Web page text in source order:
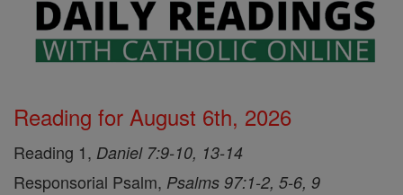
Reading for August 6th, 2026
Reading 1, Daniel 7:9-10, 13-14
Responsorial Psalm, Psalms 97:1-2, 5-6, 9